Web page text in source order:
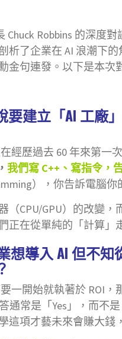
Chuck Robbins 的深度
析了企業在 AI 浪潮下
金句連發。以下是本次
要建立「AI 工廠
經歷過去 60 年來第一
， 我們寫 C++、寫指令，
），你告訴電腦
（CPU/GPU）的改變
正在從單純的「計算」
想導入 AI 但不
一開始就執著於 ROI
通常是「Yes」，而不
這項才藝未來會賺大錢